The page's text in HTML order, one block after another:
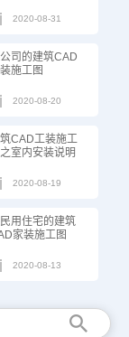
2020-08-31
司的建筑CAD
施工图
2020-08-20
CAD工装施工
室内安装说明
2020-08-19
用住宅的建筑
家装施工图
2020-08-13